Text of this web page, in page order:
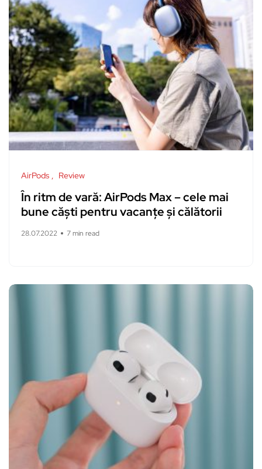
AirPods Review
În ritm de vară: AirPods Max – cele mai
bune căști pentru vacanțe și călătorii
28.07.2022 7 min read